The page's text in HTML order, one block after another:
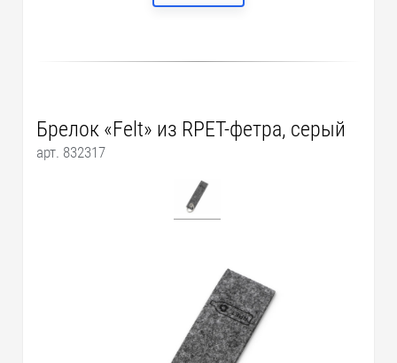
Брелок «Felt» из RPET-фетра, серый
арт. 832317